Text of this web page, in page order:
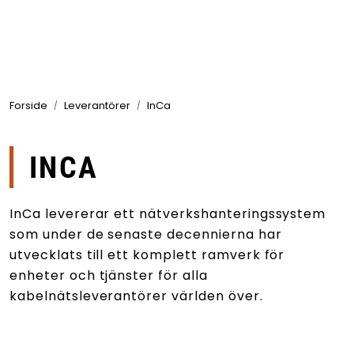
Forside Leverantörer InCa
INCA
InCa levererar ett nätverkshanteringssystem
som under de senaste decennierna har
utvecklats till ett komplett ramverk för
enheter och tjänster för alla
kabelnätsleverantörer världen över.
Branscher
Leverantörer